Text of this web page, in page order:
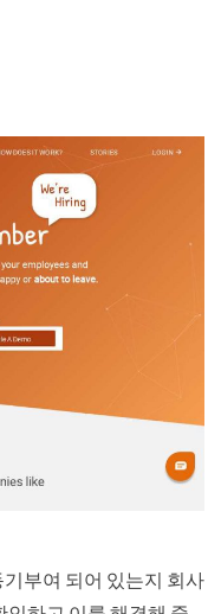
부여 되어 있는지 회사